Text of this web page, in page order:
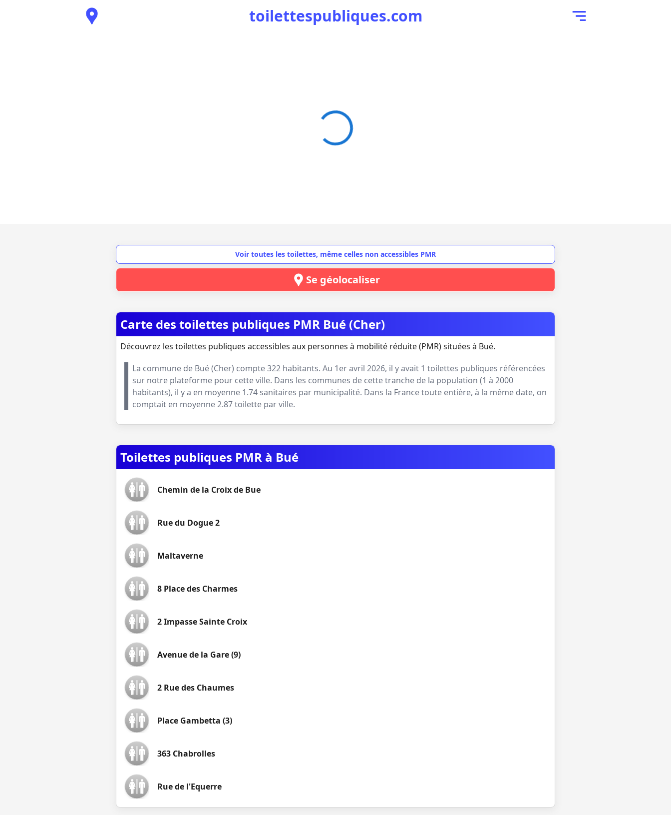
toilettespubliques.com
Voir toutes les toilettes, même celles non accessibles PMR
Se géolocaliser
Carte des toilettes publiques PMR Bué (Cher)
Découvrez les toilettes publiques accessibles aux personnes à mobilité réduite (PMR) situées à Bué.
La commune de Bué(Cher) compte322 habitants. Au 1er avril 2026, il y avait 1 toilettes publiques référencées
sur notre plateforme pour cette ville. Dans les communes de cette tranche de la population (1 à 2000
habitants), il y a en moyenne 1.74 sanitaires par municipalité. Dans la France toute entière, à la même date, on
comptait en moyenne2.87toilette par ville.
Toilettes publiques PMR à Bué
Chemin de la Croix de Bue
Rue du Dogue 2
Maltaverne
8 Place des Charmes
2 Impasse Sainte Croix
Avenue de la Gare (9)
2 Rue des Chaumes
Place Gambetta (3)
363 Chabrolles
Rue de l'Equerre